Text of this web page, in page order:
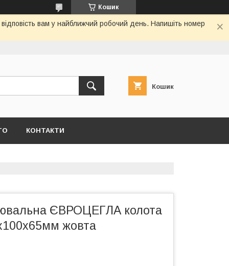
Кошик
вам у найближчий робочий день. Напишіть номер
Кошик
КОНТАКТИ
ЄВРОЦЕГЛА колота
жовта